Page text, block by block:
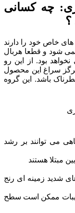
چه کسانی
؟
خاص خود را دارند
شود و قطعا هربال
بود. از این رو
سراغ این محصول
باشد. این گروه
می توانند بر رشد
مبتلا هستند
شدید زمینه ای رنج
ممکن است سطح